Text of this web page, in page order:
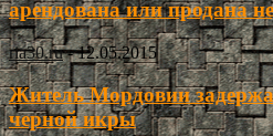
арендована или продана
ria30.ru - 12.05.2015
Житель Мордовии
черной икры